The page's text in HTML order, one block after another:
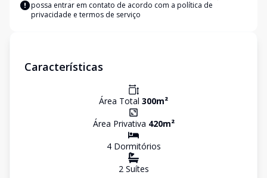
possa entrar em contato de acordo com a política de
privacidade e termos de serviço
Características
Área Total 300m²
Área Privativa 420m²
4Dormitórios
2Suítes